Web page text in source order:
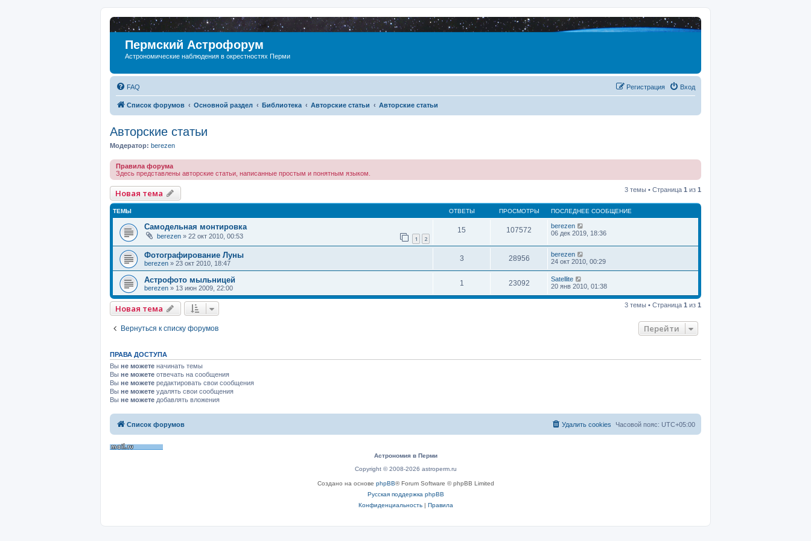
Пермский Астрофорум
Астрономические наблюдения в окрестностях Перми
FAQ Вход
Регистрация
Список форумов Основной раздел Библиотека Авторские статьи Авторские статьи
Авторские статьи
Модератор: berezen
Правила форума
Здесь представлены авторские статьи, написанные простым и понятным языком.
Новая тема 3 темы • Страница 1 из 1
ТЕМЫ ОТВЕТЫ ПРОСМОТРЫ ПОСЛЕДНЕЕ СООБЩЕНИЕ
Самодельная монтировка
berezen » 22 окт 2010, 00:53 1 2
15 107572
berezen
06 дек 2019, 18:36
Фотографирование Луны
berezen » 23 окт 2010, 18:47
3 28956
berezen
24 окт 2010, 00:29
Астрофото мыльницей
berezen » 13 июн 2009, 22:00
1 23092
Satellite
20 янв 2010, 01:38
Новая тема 3 темы • Страница 1 из 1
Вернуться к списку форумов Перейти
ПРАВА ДОСТУПА
Вы не можете начинать темы
Вы не можете отвечать на сообщения
Вы не можете редактировать свои сообщения
Вы не можете удалять свои сообщения
Вы не можете добавлять вложения
Список форумов Часовой пояс: UTC+05:00
Удалить cookies
Астрономия в Перми
Copyright © 2008-2026 astroperm.ru
Создано на основе phpBB® Forum Software © phpBB Limited
Русская поддержка phpBB
Конфиденциальность| Правила